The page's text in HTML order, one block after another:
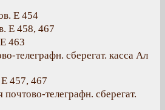
Е 454
Е 458, 467
463
телеграфн. сберегат. касса Ал
457, 467
телеграфн. сберегат.